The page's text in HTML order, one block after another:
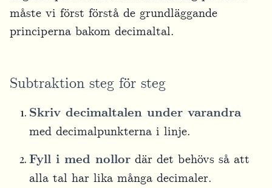
måste vi först förstå de grundläggande
principerna bakom decimaltal.
Subtraktion steg för steg
Skriv decimaltalen under varandra
med decimalpunkterna i linje.
Fyll i med nollor där det behövs så att
alla tal har lika många decimaler.